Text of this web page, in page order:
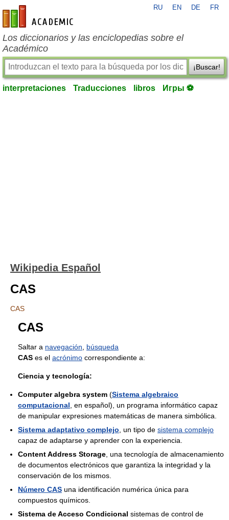
es-academic.com
RU EN DE FR
Los diccionarios y las enciclopedias sobre el
Académico
¡Buscar!
interpretaciones Traducciones libros Игры ⚽
Wikipedia Español
CAS
CAS
CAS
Saltar a navegación
búsqueda
CAS es el acrónimo correspondiente a:
Ciencia y tecnología:
Computer algebra system (Sistema algebraico
computacional , en español), un programa informático capaz
de manipular expresiones matemáticas de manera simbólica.
Sistema adaptativo complejo , un tipo de sistema complejo
capaz de adaptarse y aprender con la experiencia.
Content Address Storage , una tecnología de almacenamiento
de documentos electrónicos que garantiza la integridad y la
conservación de los mismos.
Número CAS una identificación numérica única para
compuestos químicos.
Sistema de Acceso Condicional sistemas de control de